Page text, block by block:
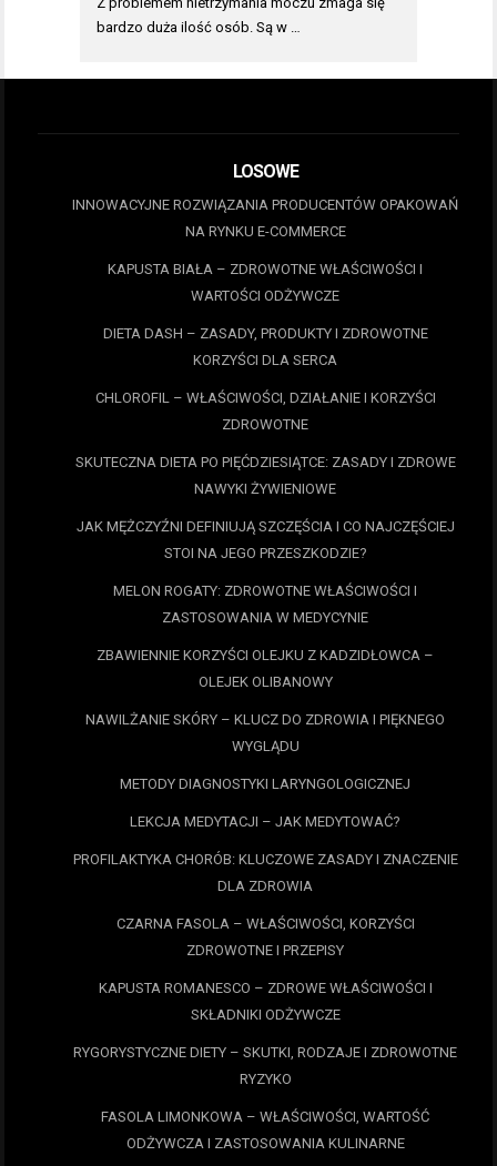
bardzo duża ilość osób. Są w …
LOSOWE
INNOWACYJNE ROZWIĄZANIA PRODUCENTÓW OPAKOWAŃ
NA RYNKU E-COMMERCE
KAPUSTA BIAŁA – ZDROWOTNE WŁAŚCIWOŚCI I
WARTOŚCI ODŻYWCZE
DIETA DASH – ZASADY, PRODUKTY I ZDROWOTNE
KORZYŚCI DLA SERCA
CHLOROFIL – WŁAŚCIWOŚCI, DZIAŁANIE I KORZYŚCI
ZDROWOTNE
SKUTECZNA DIETA PO PIĘĆDZIESIĄTCE: ZASADY I ZDROWE
NAWYKI ŻYWIENIOWE
JAK MĘŻCZYŹNI DEFINIUJĄ SZCZĘŚCIA I CO NAJCZĘŚCIEJ
STOI NA JEGO PRZESZKODZIE?
MELON ROGATY: ZDROWOTNE WŁAŚCIWOŚCI I
ZASTOSOWANIA W MEDYCYNIE
ZBAWIENNIE KORZYŚCI OLEJKU Z KADZIDŁOWCA –
OLEJEK OLIBANOWY
NAWILŻANIE SKÓRY – KLUCZ DO ZDROWIA I PIĘKNEGO
WYGLĄDU
METODY DIAGNOSTYKI LARYNGOLOGICZNEJ
LEKCJA MEDYTACJI – JAK MEDYTOWAĆ?
PROFILAKTYKA CHORÓB: KLUCZOWE ZASADY I ZNACZENIE
DLA ZDROWIA
CZARNA FASOLA – WŁAŚCIWOŚCI, KORZYŚCI
ZDROWOTNE I PRZEPISY
KAPUSTA ROMANESCO – ZDROWE WŁAŚCIWOŚCI I
SKŁADNIKI ODŻYWCZE
RYGORYSTYCZNE DIETY – SKUTKI, RODZAJE I ZDROWOTNE
RYZYKO
FASOLA LIMONKOWA – WŁAŚCIWOŚCI, WARTOŚĆ
ODŻYWCZA I ZASTOSOWANIA KULINARNE